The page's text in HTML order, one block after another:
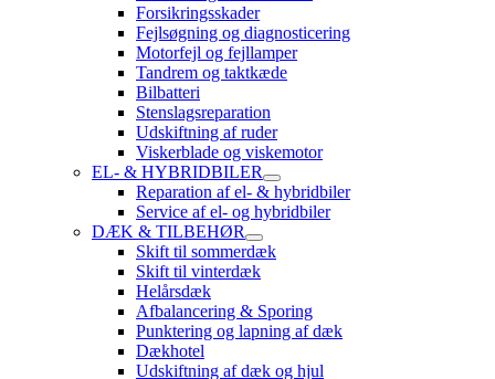
Forsikringsskader
Fejlsøgning og diagnosticering
Motorfejl og fejllamper
Tandrem og taktkæde
Bilbatteri
Stenslagsreparation
Udskiftning af ruder
Viskerblade og viskemotor
EL- & HYBRIDBILER
Reparation af el- & hybridbiler
Service af el- og hybridbiler
DÆK & TILBEHØR
Skift til sommerdæk
Skift til vinterdæk
Helårsdæk
Afbalancering & Sporing
Punktering og lapning af dæk
Dækhotel
Udskiftning af dæk og hjul